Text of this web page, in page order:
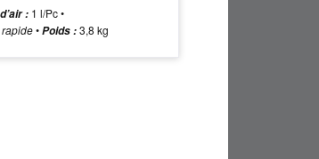
: 1 l/Pc •
rapide•Poids :3,8 kg